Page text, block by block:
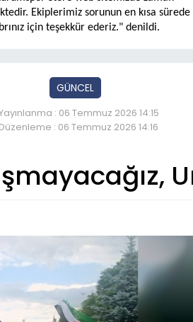
Ekiplerimiz sorunun en kısa sürede
için teşekkür ederiz." denildi.
GÜNCEL
: 06 Temmuz 2026 14:15
Düzenleme : 06 Temmuz 2026 14:16